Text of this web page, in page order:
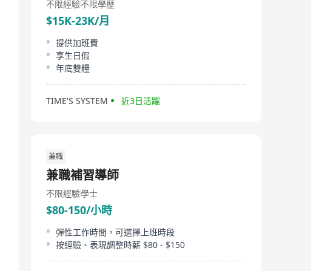
不限經驗不限學歷
$15K-23K/月
提供加班費
享生日假
年底雙糧
TIME'S SYSTEM 近3日活躍
兼職
兼職補習導師
不限經驗學士
$80-150/小時
彈性工作時間，可選擇上班時段
按經驗、表現調整時薪 $80 - $150